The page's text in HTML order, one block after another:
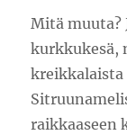
Mitä muuta?
kurkkukesä,
kreikkalaista
raikkaaseen